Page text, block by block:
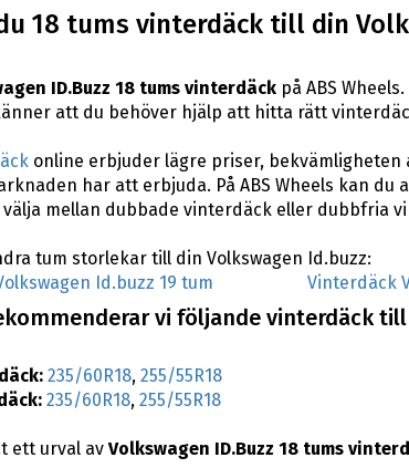
18 tums vinterdäck till din
ID.Buzz 18 tums vinterdäckpå ABS
att du behöver hjälp att hitta rätt
online erbjuder lägre priser, bekvämligheten
har att erbjuda. På ABS Wheels kan
mellan dubbade vinterdäck eller dubbfria
tum storlekar till din Volkswagen Id.buzz:
Id.buzz 19 tum
Vinterdäck
vi följande vinterdäck till
235/60R18, 255/55R18
235/60R18, 255/55R18
ett urval av Volkswagen ID.Buzz 18 tums